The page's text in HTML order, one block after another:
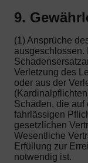
9.
(1) Ansprüche
ausgeschlossen.
Verletzung des
oder aus der
Schäden, die auf
fahrlässigen
gesetzlichen
Wesentliche
Erfüllung zur
notwendig ist.